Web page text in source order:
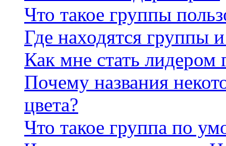
Что такое группы
Где находятся группы
Как мне стать лидером
Почему названия
цвета?
Что такое группа по